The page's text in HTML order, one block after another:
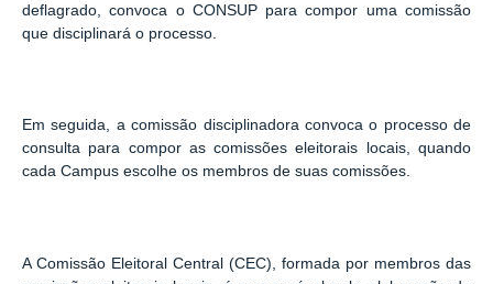
deflagrado, convoca o CONSUP para compor uma comissão
que disciplinará o processo.
Em seguida, a comissão disciplinadora convoca o processo de
consulta para compor as comissões eleitorais locais, quando
cada Campus escolhe os membros de suas comissões.
A Comissão Eleitoral Central (CEC), formada por membros das